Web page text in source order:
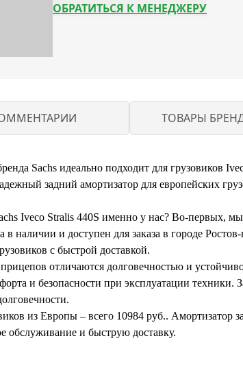
ОБРАТИТЬСЯ К МЕНЕДЖЕРУ
ТОВАРЫ
Sachs идеально подходит для грузовиков
задний амортизатор для европейских
Iveco Stralis 440S именно у нас? Во-первых,
в наличии и доступен для заказа в городе
с быстрой доставкой.
отличаются долговечностью и
и безопасности при эксплуатации техники.
из Европы – всего 10984 руб..
обслуживание и быструю доставку.